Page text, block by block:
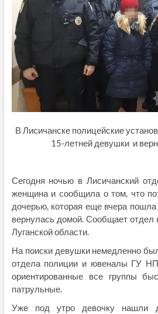
В Лисичанске полицейские
15-летней девушки и
Сегодня ночью в Лисичанский
женщина и сообщила о том, что
дочерью, которая еще вчера
вернулась домой. Сообщает отдел
Луганской области.
На поиски девушки немедленно
отдела полиции и ювеналы ГУ НП
ориентированные все группы
патрульные.
Уже под утро девочку нашли